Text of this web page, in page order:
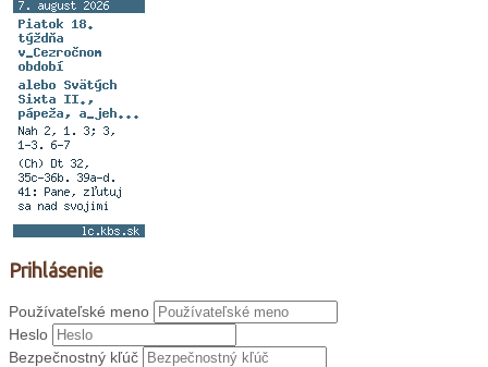
Prihlásenie
Používateľské meno
Heslo
Bezpečnostný kľúč